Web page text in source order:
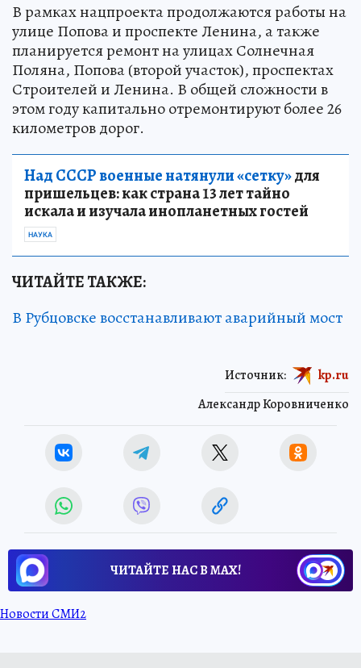
В рамках нацпроекта продолжаются работы на
улице Попова и проспекте Ленина, а также
планируется ремонт на улицах Солнечная
Поляна, Попова (второй участок), проспектах
Строителей и Ленина. В общей сложности в
этом году капитально отремонтируют более 26
километров дорог.
Над СССР военные натянули «сетку»для
пришельцев: как страна 13 лет тайно
искала и изучала инопланетных гостей
НАУКА
ЧИТАЙТЕ ТАКЖЕ:
В Рубцовске восстанавливают аварийный мост
Александр Коровниченко
Источник: kp.ru
ЧИТАЙТЕ НАС В МАХ!
Новости СМИ2